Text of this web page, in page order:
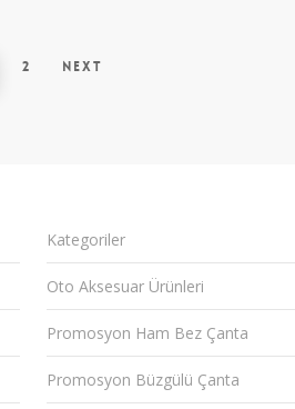
2 Next
Kategoriler
Oto Aksesuar Ürünleri
Promosyon Ham Bez Çanta
Promosyon Büzgülü Çanta